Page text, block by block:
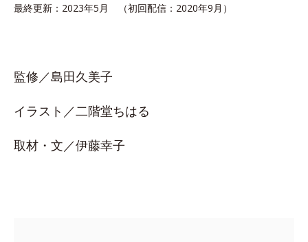
最終更新：2023年5月 （初回配信：2020年9月）
監修／島田久美子
イラスト／二階堂ちはる
取材・文／伊藤幸子